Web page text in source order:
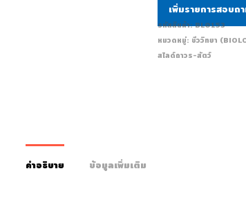
เพิ่มรายการสอบถ
รหัสสินค้า:BL0153
หมวดหมู่: ชีววิทยา
สไลด์ถาวร-สัตว์
คำอธิบาย ข้อมูลเพิ่มเติม